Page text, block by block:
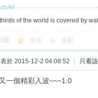
thirds of the world is covered by
回復 支持 反對
於 2015-12-2 04:08:52 只看
一個精彩入波~~~1:0